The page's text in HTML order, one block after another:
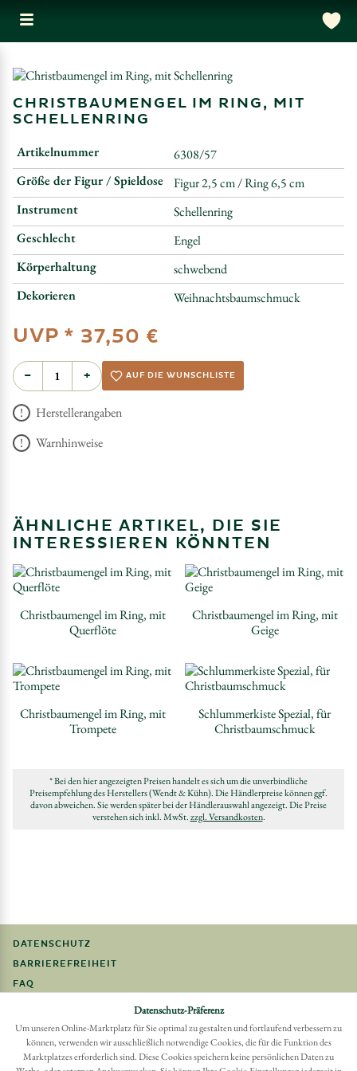
CHRISTBAUMENGEL IM RING, MIT
SCHELLENRING
Artikelnummer
6308/57
Größe der Figur / Spieldose
Figur 2,5 cm / Ring 6,5 cm
Instrument
Schellenring
Geschlecht
Engel
Körperhaltung
schwebend
Dekorieren
Weihnachtsbaumschmuck
UVP * 37,50 €
− + AUF DIE WUNSCHLISTE
Herstellerangaben
Warnhinweise
ÄHNLICHE ARTIKEL, DIE SIE
INTERESSIEREN KÖNNTEN
Christbaumengel im Ring, mit
Querflöte
Christbaumengel im Ring, mit
Geige
Christbaumengel im Ring, mit
Trompete
Schlummerkiste Spezial, für
Christbaumschmuck
* Bei den hier angezeigten Preisen handelt es sich um die unverbindliche
Preisempfehlung des Herstellers (Wendt & Kühn). Die Händlerpreise können ggf.
davon abweichen. Sie werden später bei der Händlerauswahl angezeigt. Die Preise
verstehen sich inkl. MwSt.zzgl. Versandkosten.
DATENSCHUTZ
BARRIEREFREIHEIT
FAQ
Möchten Sie eine Bestellung widerrufen?
Hier Widerruf mit wenigen Klicks online erreichen
Datenschutz-Präferenz
Um unseren Online-Marktplatz für Sie optimal zu gestalten und fortlaufend verbessern zu
können, verwenden wir ausschließlich notwendige Cookies, die für die Funktion des
Marktplatzes erforderlich sind. Diese Cookies speichern keine persönlichen Daten zu